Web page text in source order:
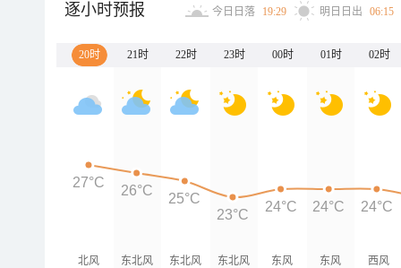
逐小时预报 今日日落 19:29 明日日出 06:15
20时 21时 22时 23时 00时 01时 02时
北风 东北风 东北风 东北风 东风 东风 西风
27°C
26°C
25°C
23°C
24°C 24°C 24°C